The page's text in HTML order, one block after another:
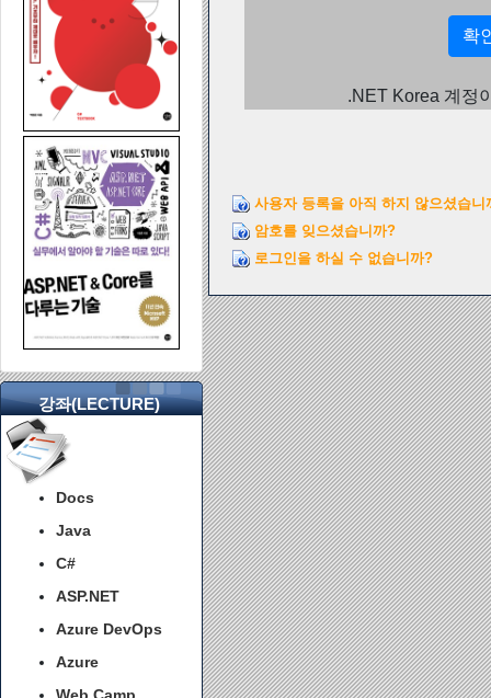
강좌(LECTURE)
Docs
Java
C#
ASP.NET
Azure DevOps
Azure
.NET Korea 계정
사용자 등록을 아직 하지 않으셨습니
암호를 잊으셨습니까?
로그인을 하실 수 없습니까?